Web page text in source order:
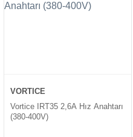
VORTICE
Vortice IRT35 2,6A Hız Anahtarı
(380-400V)